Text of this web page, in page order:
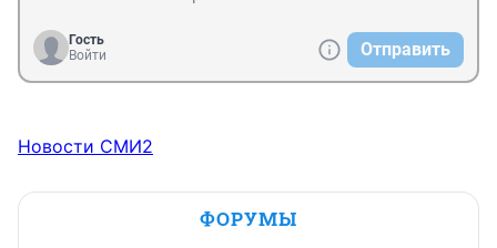
Гость
Войти
Отправить
Новости СМИ2
ФОРУМЫ